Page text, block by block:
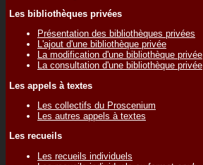
Les bibliothèques privées
Présentation des bibliothèques privées
L'ajout d'une bibliothèque privée
La modification d'une bibliothèque privée
La consultation d'une bibliothèque privée
Les appels à textes
Les collectifs du Proscenium
Les autres appels à textes
Les recueils
Les recueils individuels